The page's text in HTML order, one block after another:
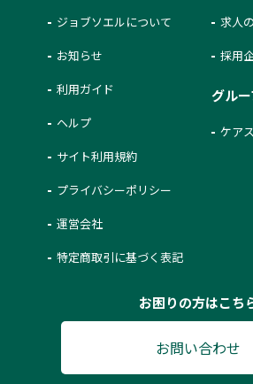
ジョブソエルについて
お知らせ
利用ガイド
ヘルプ
サイト利用規約
プライバシーポリシー
運営会社
特定商取引に基づく表記
求人
採用
グル
ケア
お困りの方はこち
お問い合わせ